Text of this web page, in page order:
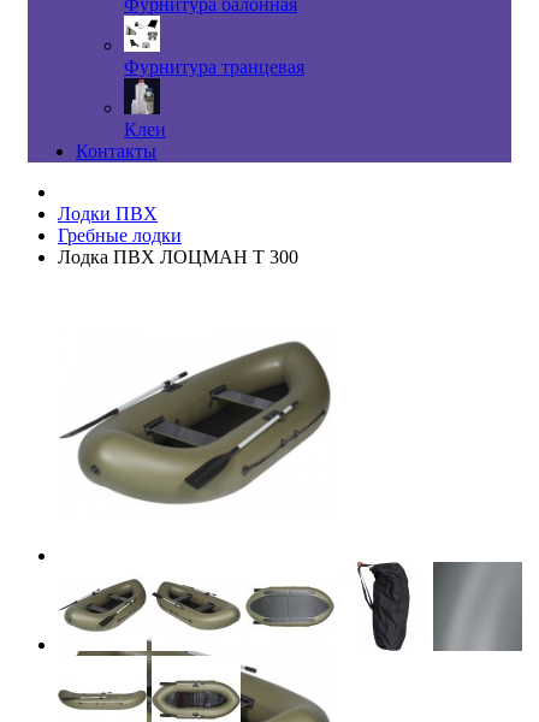
Фурнитура балонная
Фурнитура транцевая
Клеи
Контакты
Лодки ПВХ
Гребные лодки
Лодка ПВХ ЛОЦМАН Т 300